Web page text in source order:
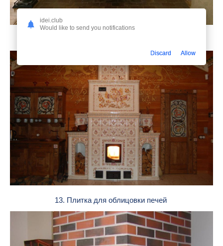
13. Плитка для облицовки печей
idei.club
Would like to send you notifications
Discard Allow